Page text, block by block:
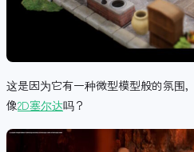
这是因为它有一种微型模型般的氛围
像2D塞尔达吗？